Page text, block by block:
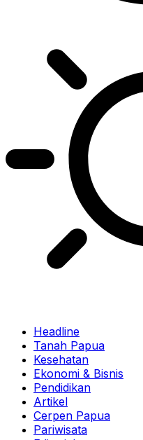
Headline
Tanah Papua
Kesehatan
Ekonomi & Bisnis
Pendidikan
Artikel
Cerpen Papua
Pariwisata